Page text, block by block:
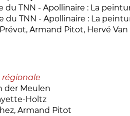
du TNN - Apollinaire : La
du TNN - Apollinaire : La
Armand Pitot, Hervé
der Meulen
Holtz
Armand Pitot